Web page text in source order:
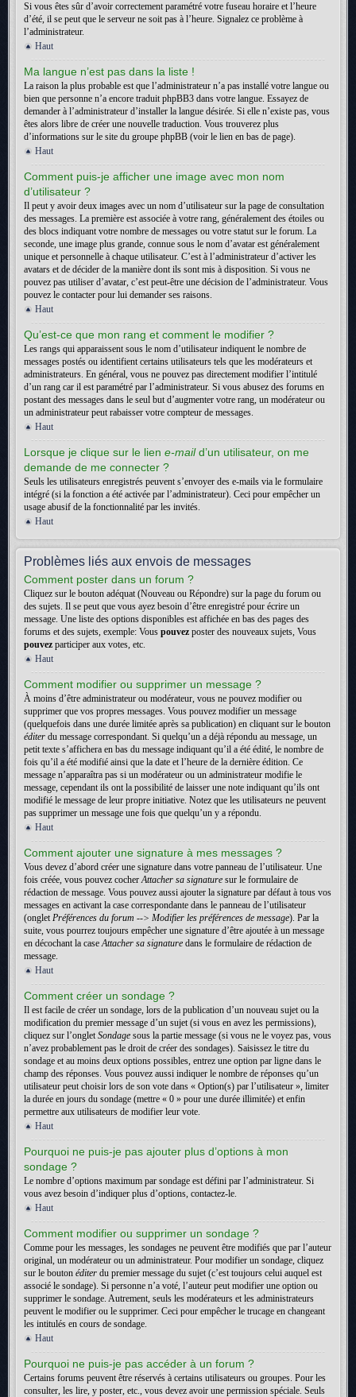
Si vous êtes sûr d’avoir correctement paramétré votre fuseau horaire et l’heure
d’été, il se peut que le serveur ne soit pas à l’heure. Signalez ce problème à
l’administrateur.
Haut
Ma langue n’est pas dans la liste !
La raison la plus probable est que l’administrateur n’a pas installé votre langue ou
bien que personne n’a encore traduit phpBB3 dans votre langue. Essayez de
demander à l’administrateur d’installer la langue désirée. Si elle n’existe pas, vous
êtes alors libre de créer une nouvelle traduction. Vous trouverez plus
d’informations sur le site du groupe phpBB (voir le lien en bas de page).
Haut
Comment puis-je afficher une image avec mon nom
d’utilisateur ?
Il peut y avoir deux images avec un nom d’utilisateur sur la page de consultation
des messages. La première est associée à votre rang, généralement des étoiles ou
des blocs indiquant votre nombre de messages ou votre statut sur le forum. La
seconde, une image plus grande, connue sous le nom d’avatar est généralement
unique et personnelle à chaque utilisateur. C’est à l’administrateur d’activer les
avatars et de décider de la manière dont ils sont mis à disposition. Si vous ne
pouvez pas utiliser d’avatar, c’est peut-être une décision de l’administrateur. Vous
pouvez le contacter pour lui demander ses raisons.
Haut
Qu’est-ce que mon rang et comment le modifier ?
Les rangs qui apparaissent sous le nom d’utilisateur indiquent le nombre de
messages postés ou identifient certains utilisateurs tels que les modérateurs et
administrateurs. En général, vous ne pouvez pas directement modifier l’intitulé
d’un rang car il est paramétré par l’administrateur. Si vous abusez des forums en
postant des messages dans le seul but d’augmenter votre rang, un modérateur ou
un administrateur peut rabaisser votre compteur de messages.
Haut
Lorsque je clique sur le lien e-maild’un utilisateur, on me
demande de me connecter ?
Seuls les utilisateurs enregistrés peuvent s’envoyer des e-mails via le formulaire
intégré (si la fonction a été activée par l’administrateur). Ceci pour empêcher un
usage abusif de la fonctionnalité par les invités.
Haut
Problèmes liés aux envois de messages
Comment poster dans un forum ?
Cliquez sur le bouton adéquat (Nouveau ou Répondre) sur la page du forum ou
des sujets. Il se peut que vous ayez besoin d’être enregistré pour écrire un
message. Une liste des options disponibles est affichée en bas des pages des
forums et des sujets, exemple: Vous pouvez poster des nouveaux sujets, Vous
pouvez participer aux votes, etc.
Haut
Comment modifier ou supprimer un message ?
À moins d’être administrateur ou modérateur, vous ne pouvez modifier ou
supprimer que vos propres messages. Vous pouvez modifier un message
(quelquefois dans une durée limitée après sa publication) en cliquant sur le bouton
éditer du message correspondant. Si quelqu’un a déjà répondu au message, un
petit texte s’affichera en bas du message indiquant qu’il a été édité, le nombre de
fois qu’il a été modifié ainsi que la date et l’heure de la dernière édition. Ce
message n’apparaîtra pas si un modérateur ou un administrateur modifie le
message, cependant ils ont la possibilité de laisser une note indiquant qu’ils ont
modifié le message de leur propre initiative. Notez que les utilisateurs ne peuvent
pas supprimer un message une fois que quelqu’un y a répondu.
Haut
Comment ajouter une signature à mes messages ?
Vous devez d’abord créer une signature dans votre panneau de l’utilisateur. Une
fois créée, vous pouvez cocherAttacher sa signature sur le formulaire de
rédaction de message. Vous pouvez aussi ajouter la signature par défaut à tous vos
messages en activant la case correspondante dans le panneau de l’utilisateur
(ongletPréférences du forum --> Modifier les préférences de message). Par la
suite, vous pourrez toujours empêcher une signature d’être ajoutée à un message
en décochant la caseAttacher sa signature dans le formulaire de rédaction de
message.
Haut
Comment créer un sondage ?
Il est facile de créer un sondage, lors de la publication d’un nouveau sujet ou la
modification du premier message d’un sujet (si vous en avez les permissions),
cliquez sur l’ongletSondage sous la partie message (si vous ne le voyez pas, vous
n’avez probablement pas le droit de créer des sondages). Saisissez le titre du
sondage et au moins deux options possibles, entrez une option par ligne dans le
champ des réponses. Vous pouvez aussi indiquer le nombre de réponses qu’un
utilisateur peut choisir lors de son vote dans « Option(s) par l’utilisateur », limiter
la durée en jours du sondage (mettre « 0 » pour une durée illimitée) et enfin
permettre aux utilisateurs de modifier leur vote.
Haut
Pourquoi ne puis-je pas ajouter plus d’options à mon
sondage ?
Le nombre d’options maximum par sondage est défini par l’administrateur. Si
vous avez besoin d’indiquer plus d’options, contactez-le.
Haut
Comment modifier ou supprimer un sondage ?
Comme pour les messages, les sondages ne peuvent être modifiés que par l’auteur
original, un modérateur ou un administrateur. Pour modifier un sondage, cliquez
sur le bouton éditer du premier message du sujet (c’est toujours celui auquel est
associé le sondage). Si personne n’a voté, l’auteur peut modifier une option ou
supprimer le sondage. Autrement, seuls les modérateurs et les administrateurs
peuvent le modifier ou le supprimer. Ceci pour empêcher le trucage en changeant
les intitulés en cours de sondage.
Haut
Pourquoi ne puis-je pas accéder à un forum ?
Certains forums peuvent être réservés à certains utilisateurs ou groupes. Pour les
consulter, les lire, y poster, etc., vous devez avoir une permission spéciale. Seuls